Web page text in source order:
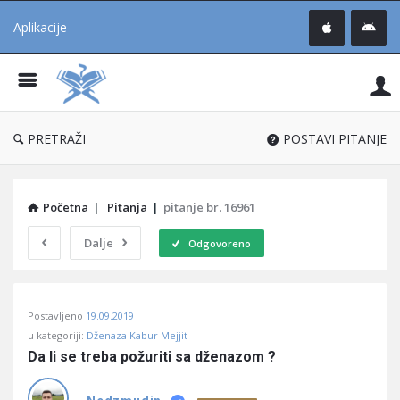
Aplikacije
®
PRETRAŽI POSTAVI PITANJE
Početna | Pitanja | pitanje br. 16961
Dalje Odgovoreno
Učene
Latest
Postavljeno 19.09.2019
u kategoriji: Dženaza Kabur Mejjit
Da li se treba požuriti sa dženazom ?